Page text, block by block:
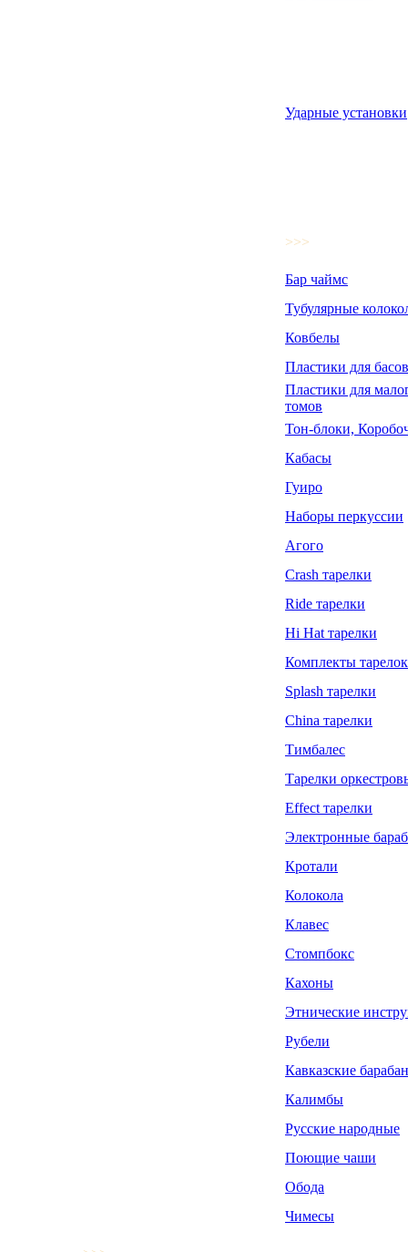
Ударные установки
>>>
Бар чаймс
Тубулярные
Ковбелы
Пластики для
Пластики для
томов
Тон-блоки,
Кабасы
Гуиро
Наборы перкуссии
Агого
Crash тарелки
Ride тарелки
Hi Hat тарелки
Комплекты тарелок
Splash тарелки
China тарелки
Тимбалес
Тарелки
Effect тарелки
Электронные
Кротали
Колокола
Клавес
Стомпбокс
Кахоны
Этнические
Рубели
Кавказские
Калимбы
Русские народные
Поющие чаши
Обода
Чимесы